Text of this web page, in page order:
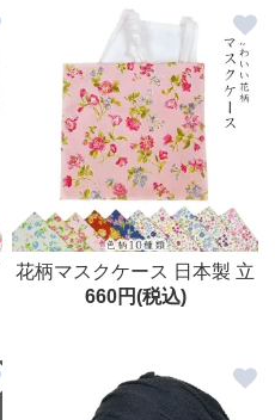
花柄マスクケース 日本製 立
体型対応 マスク入れ
660円(税込)